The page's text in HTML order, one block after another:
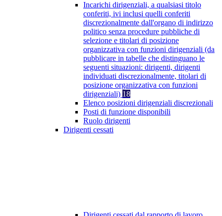
Incarichi dirigenziali, a qualsiasi titolo
conferiti, ivi inclusi quelli conferiti
discrezionalmente dall'organo di indirizzo
politico senza procedure pubbliche di
selezione e titolari di posizione
organizzativa con funzioni dirigenziali (da
pubblicare in tabelle che distinguano le
seguenti situazioni: dirigenti, dirigenti
individuati discrezionalmente, titolari di
posizione organizzativa con funzioni
dirigenziali) 18
Elenco posizioni dirigenziali discrezionali
Posti di funzione disponibili
Ruolo dirigenti
Dirigenti cessati